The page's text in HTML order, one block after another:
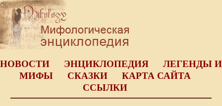
НОВОСТИ ЭНЦИКЛОПЕДИЯ
ЛЕГЕНДЫ И
МИФЫ
СКАЗКИ
КАРТА САЙТА
ССЫЛКИ